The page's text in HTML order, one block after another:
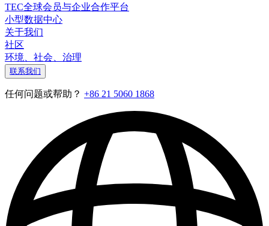
TEC全球会员与企业合作平台
小型数据中心
关于我们
社区
环境、社会、治理
联系我们
任何问题或帮助？ +86 21 5060 1868